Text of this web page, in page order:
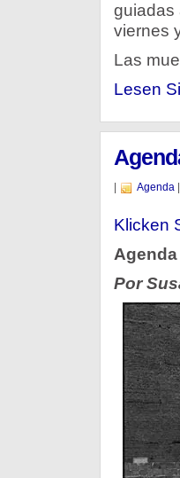
guiadas
viernes
Las
Lesen
Agenda|
Klicken
Por